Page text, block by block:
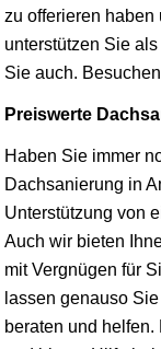
zu offerieren
unterstützen Sie
Sie auch.
Preiswerte
Haben Sie immer
Dachsanierung in
Unterstützung von
Auch wir bieten
mit Vergnügen für
lassen genauso
beraten und